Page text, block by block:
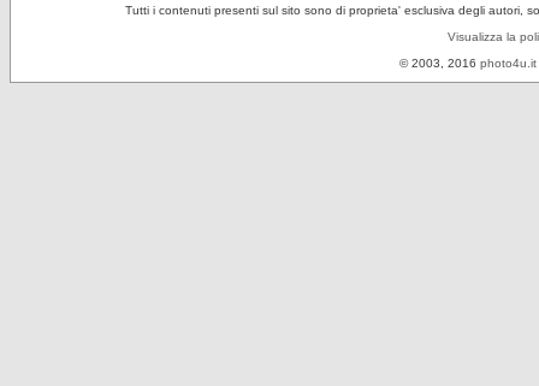
Tutti i contenuti presenti sul sito sono di proprieta' esclusiva degli autori,
Visualizza la
© 2003, 2016 photo4u.it